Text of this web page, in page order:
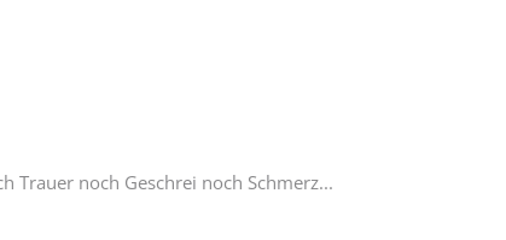
Trauer noch Geschrei noch Schmerz...